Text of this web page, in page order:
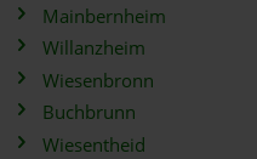
Mainbernheim
Willanzheim
Wiesenbronn
Buchbrunn
Wiesentheid